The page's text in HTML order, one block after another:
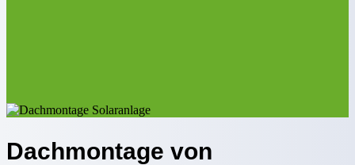
Dachmontage von